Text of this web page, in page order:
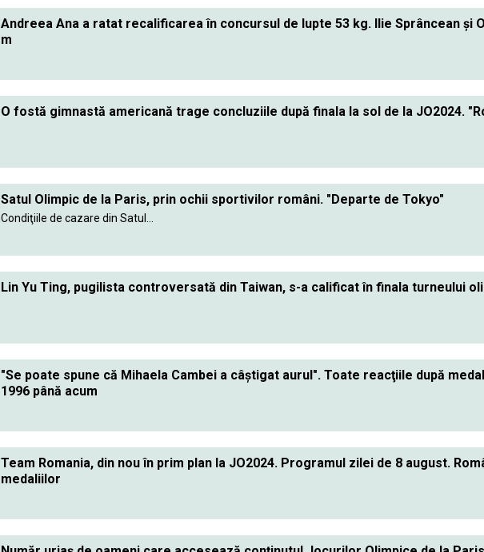
Andreea Ana a ratat recalificarea în concursul de lupte 53 kg. Ilie Sprâncean şi
m
O fostă gimnastă americană trage concluziile după finala la sol de la JO2024.
Satul Olimpic de la Paris, prin ochii sportivilor români. "Departe de Tokyo"
Condiţiile de cazare din Satul...
Lin Yu Ting, pugilista controversată din Taiwan, s-a calificat în finala turneului
"Se poate spune că Mihaela Cambei a câştigat aurul". Toate reacţiile după
1996 până acum
Team Romania, din nou în prim plan la JO2024. Programul zilei de 8 august.
medaliilor